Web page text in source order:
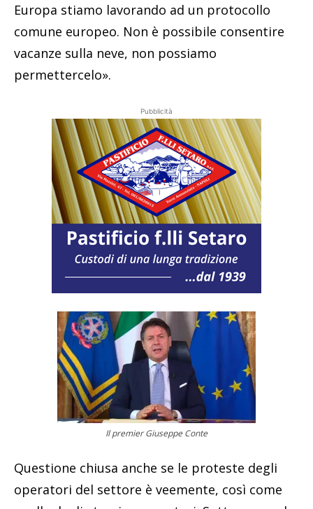
Europa stiamo lavorando ad un protocollo
comune europeo. Non è possibile consentire
vacanze sulla neve, non possiamo
permettercelo».
Pubblicità
Il premier Giuseppe Conte
Questione chiusa anche se le proteste degli
operatori del settore è veemente, così come